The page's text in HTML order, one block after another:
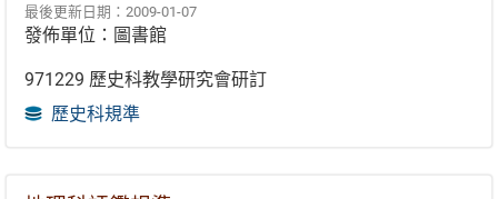
最後更新日期：2009-01-07
發佈單位：圖書館
971229 歷史科教學研究會研訂
歷史科規準